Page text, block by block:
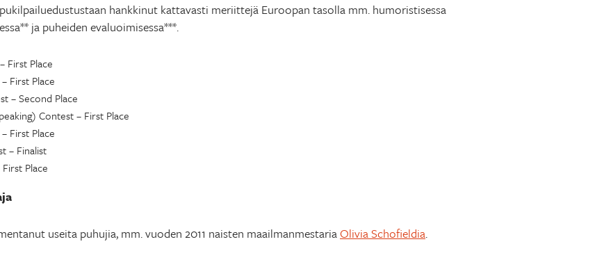
hankkinut kattavasti meriittejä Euroopan tasolla mm. humoristisessa
ja puheiden evaluoimisessa***.
First Place
First Place
– Second Place
Contest – First Place
First Place
– Finalist
Place
useita puhujia, mm. vuoden 2011 naisten maailmanmestariaOlivia Schofieldia.